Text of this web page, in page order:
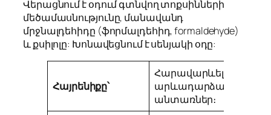
Վերացնում է օդում գտնվող տոքսինների
մեծամասնությունը, մանավանդ
մրջնալդեհիդը (ֆորմալդեհիդ, formaldehyde)
և քսիլոլը: Խոնավեցնում է սենյակի օդը:
Հայրենիքը՝
Հարավարևելյան
արևադարձային
անտառներ։